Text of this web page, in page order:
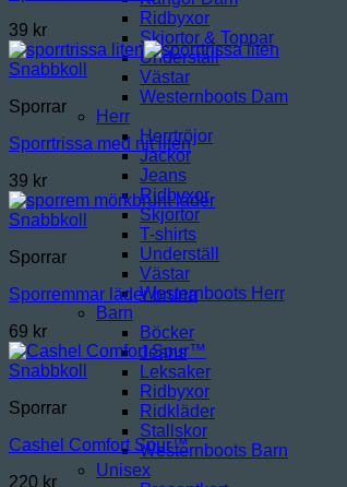
Ridbyxor
Skjortor & Toppar
Underställ
Västar
Westernboots Dam
Herr
Herrtröjor
Jackor
Jeans
Ridbyxor
Skjortor
T-shirts
Underställ
Västar
Westernboots Herr
Barn
Böcker
Jeans
Leksaker
Ridbyxor
Ridkläder
Stallskor
Westernboots Barn
Unisex
39 kr
Snabbkoll
Sporrar
Sporrtrissa med nit liten
39 kr
Snabbkoll
Sporrar
Sporremmar läder bruna
69 kr
Snabbkoll
Sporrar
Cashel Comfort Spur™
220 kr